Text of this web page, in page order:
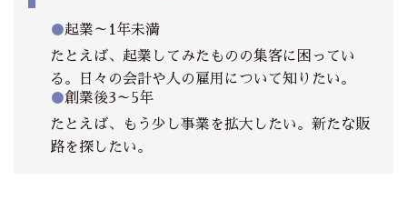
●起業～1年未満
たとえば、起業してみたものの集客に困ってい
る。日々の会計や人の雇用について知りたい。
●創業後3～5年
たとえば、もう少し事業を拡大したい。新たな販
路を探したい。